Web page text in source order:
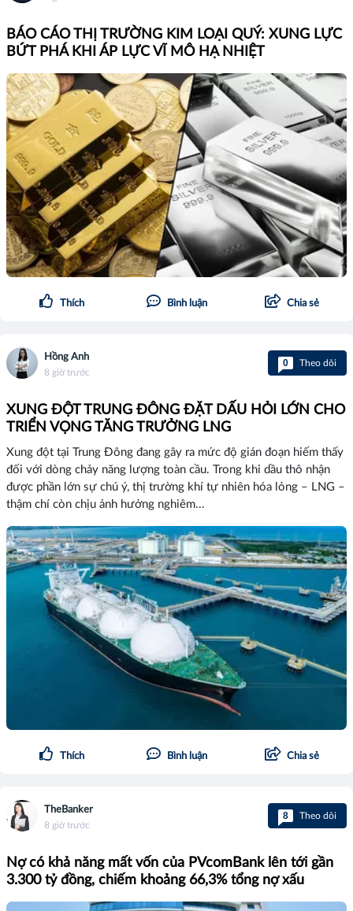
BÁO CÁO THỊ TRƯỜNG KIM LOẠI QUÝ: XUNG LỰC
BỨT PHÁ KHI ÁP LỰC VĨ MÔ HẠ NHIỆT
Thích Bình luận Chia sẻ
Hồng Anh
8 giờ trước
0 Theo dõi
XUNG ĐỘT TRUNG ĐÔNG ĐẶT DẤU HỎI LỚN CHO
TRIỂN VỌNG TĂNG TRƯỞNG LNG
Xung đột tại Trung Đông đang gây ra mức độ gián đoạn hiếm thấy
đối với dòng chảy năng lượng toàn cầu. Trong khi dầu thô nhận
được phần lớn sự chú ý, thị trường khí tự nhiên hóa lỏng – LNG –
thậm chí còn chịu ảnh hưởng nghiêm...
Thích Bình luận Chia sẻ
TheBanker
8 giờ trước
8 Theo dõi
Nợ có khả năng mất vốn của PVcomBank lên tới gần
3.300 tỷ đồng, chiếm khoảng 66,3% tổng nợ xấu